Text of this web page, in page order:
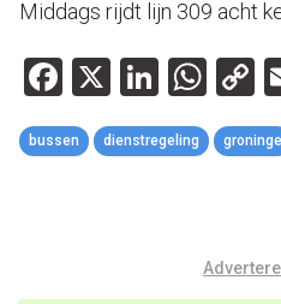
Middags rijdt lijn 309 acht
Facebook
X
bussen dienstregeling groninge